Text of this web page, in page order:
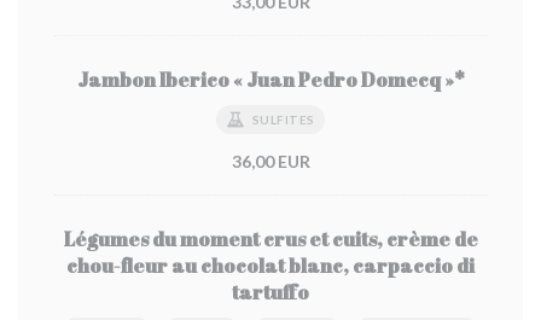
Jambon Iberico « Juan Pedro Domecq »*
SULFITES
36,00 EUR
Légumes du moment crus et cuits, crème de
chou-fleur au chocolat blanc, carpaccio di
tartuffo